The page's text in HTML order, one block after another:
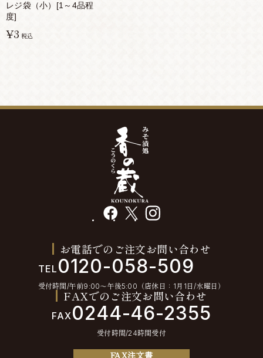
レジ袋（小）[1～4品程
度]
¥3 税込
facebook instagram
お電話でのご注文お問い合わせ
TEL 0120-058-509
受付時間/午前9:00〜午後5:00（店休日：1月1日/水曜日）
FAXでのご注文お問い合わせ
FAX0244-46-2355
受付時間/24時間受付
FAX注文書